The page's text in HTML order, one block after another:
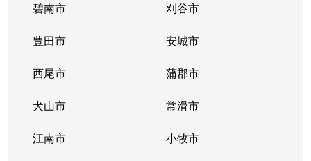
碧南市 刈谷市
豊田市 安城市
西尾市 蒲郡市
犬山市 常滑市
江南市 小牧市